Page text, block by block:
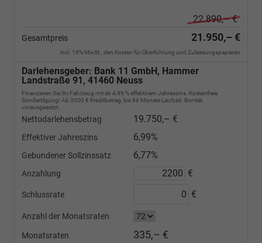
22.890,– €
Gesamtpreis 21.950,– €
incl. 19% MwSt., den Kosten für Überführung und Zulassungspapieren
Darlehensgeber: Bank 11 GmbH, Hammer
Landstraße 91, 41460 Neuss
Finanzieren Sie Ihr Fahrzeug mit ab 4,99 % effektivem Jahreszins. Kostenfreie
Sondertilgung! Ab 3000 € Kreditbetrag, bis 96 Monate Laufzeit. Bonität
vorausgesetzt.
Nettodarlehensbetrag 19.750,– €
Effektiver Jahreszins 6,99%
Gebundener Sollzinssatz 6,77%
Anzahlung €
Schlussrate €
Anzahl der Monatsraten
Monatsraten 335,– €